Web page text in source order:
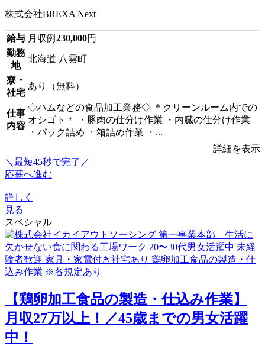
株式会社BREXA Next
給与 月収例 230,000円
勤務
地
北海道 八雲町
寮・
社宅
あり（無料）
仕事
内容
◇ハムなどの食品加工業務◇ ＊クリーンルーム内での
オシゴト＊ ・豚肉の仕分け作業 ・内臓の仕分け作業
・パック詰め ・箱詰め作業 ・...
詳細を表示
＼最短45秒で完了／
応募へ進む
詳しく
見る
スペシャル
【鶏卵加工食品の製造・仕込み作業】
月収27万以上！／45歳までの男女活躍
中！